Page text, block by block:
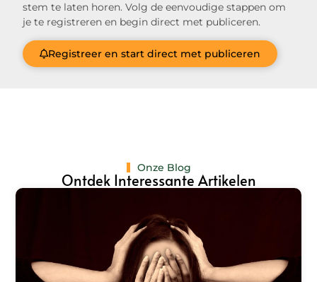
stem te laten horen. Volg de eenvoudige stappen om
je te registreren en begin direct met publiceren.
Registreer en start direct met publiceren
Onze Blog
Ontdek Interessante Artikelen